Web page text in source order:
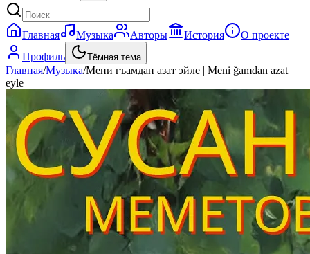
Главная Музыка Авторы История
О проекте
Профиль
Тёмная тема
Главная/Музыка/Мени гъамдан азат эйле | Meni ğamdan azat
eyle